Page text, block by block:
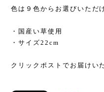
色は９色からお選びいただ
・国産い草使用
・サイズ22cm
クリックポストでお届けい